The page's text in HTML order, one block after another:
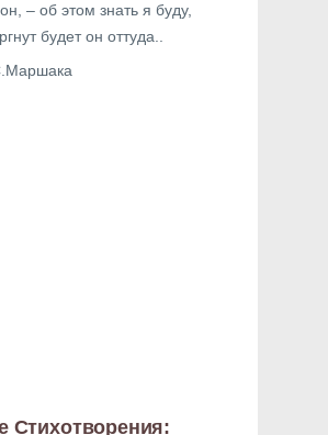
– об этом знать я буду,
будет он оттуда..
Стихотворения: